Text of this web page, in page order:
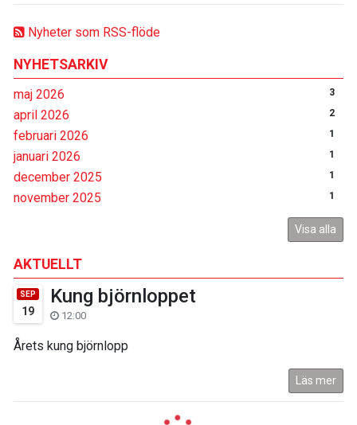
Nyheter som RSS-flöde
NYHETSARKIV
maj 2026 3
april 2026 2
februari 2026 1
januari 2026 1
december 2025 1
november 2025 1
Visa alla
AKTUELLT
SEP
19
Kung björnloppet
12:00
Årets kung björnlopp
Läs mer